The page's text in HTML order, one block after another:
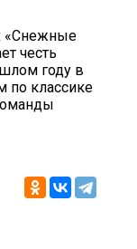
«Снежные
честь
году в
по классике